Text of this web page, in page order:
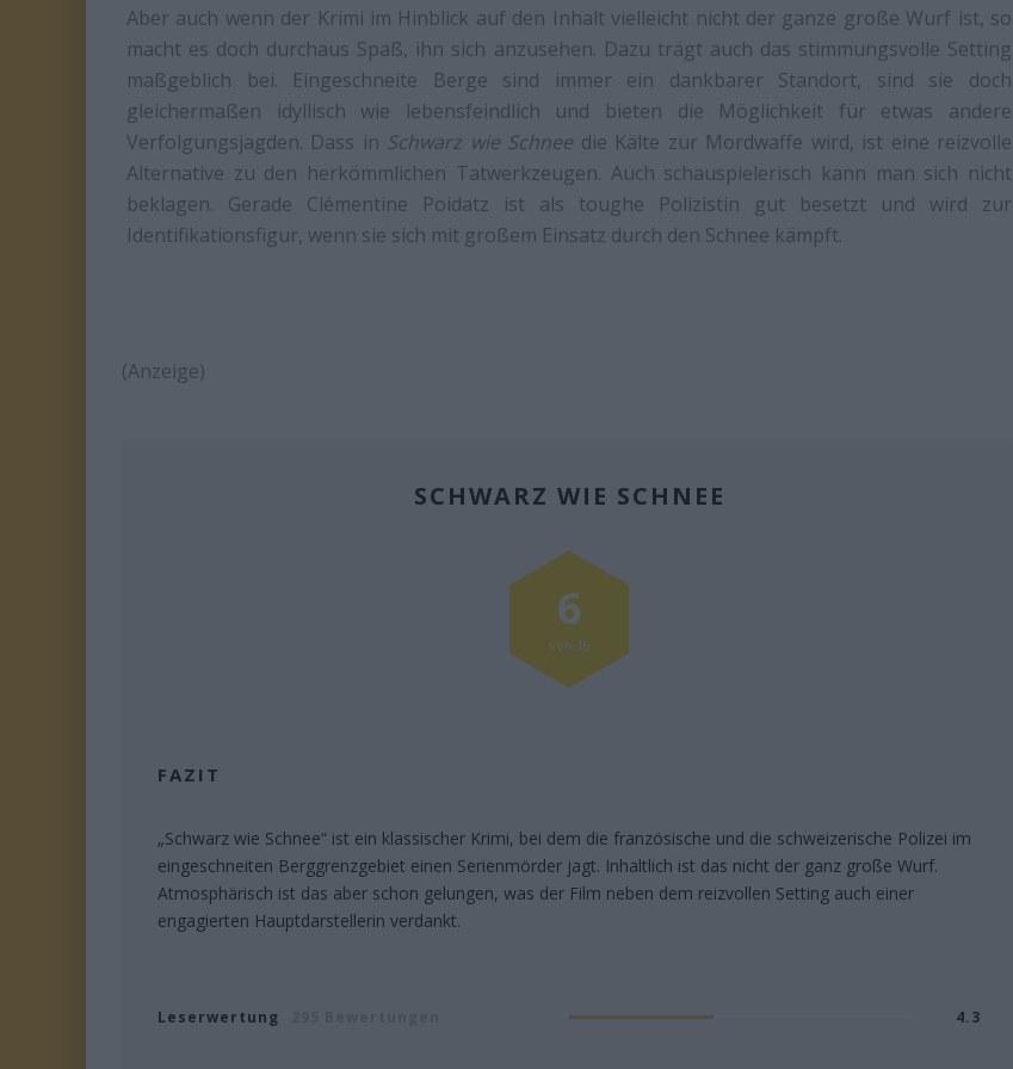
Aber auch wenn der Krimi im Hinblick auf den Inhalt vielleicht nicht der ganze große Wurf ist, so
macht es doch durchaus Spaß, ihn sich anzusehen. Dazu trägt auch das stimmungsvolle Setting
maßgeblich bei. Eingeschneite Berge sind immer ein dankbarer Standort, sind sie doch
gleichermaßen idyllisch wie lebensfeindlich und bieten die Möglichkeit für etwas andere
Verfolgungsjagden. Dass in Schwarz wie Schnee die Kälte zur Mordwaffe wird, ist eine reizvolle
Alternative zu den herkömmlichen Tatwerkzeugen. Auch schauspielerisch kann man sich nicht
beklagen. Gerade Clémentine Poidatz ist als toughe Polizistin gut besetzt und wird zur
Identifikationsfigur, wenn sie sich mit großem Einsatz durch den Schnee kämpft.
(Anzeige)
SCHWARZ WIE SCHNEE
FAZIT
„Schwarz wie Schnee“ ist ein klassischer Krimi, bei dem die französische und die schweizerische Polizei im
eingeschneiten Berggrenzgebiet einen Serienmörder jagt. Inhaltlich ist das nicht der ganz große Wurf.
Atmosphärisch ist das aber schon gelungen, was der Film neben dem reizvollen Setting auch einer
engagierten Hauptdarstellerin verdankt.
Leserwertung 4.3
6
von 10